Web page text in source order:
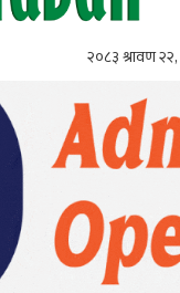
२०८३ श्रावण २२,